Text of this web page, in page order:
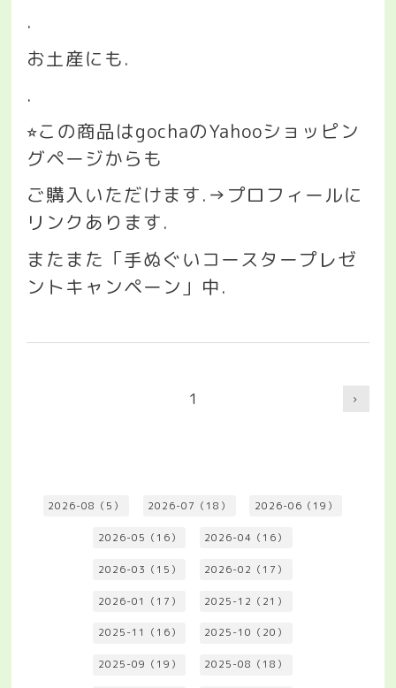
.
お土産にも.
.
⭐︎この商品はgochaのYahooショッピン
グページからも
ご購入いただけます.→ プロフィールに
リンクあります.
またまた「手ぬぐいコースタープレゼ
ントキャンペーン」中.
1
2026-08（5） 2026-07（18） 2026-06（19）
2026-05（16） 2026-04（16）
2026-03（15） 2026-02（17）
2026-01（17） 2025-12（21）
2025-11（16） 2025-10（20）
2025-09（19） 2025-08（18）